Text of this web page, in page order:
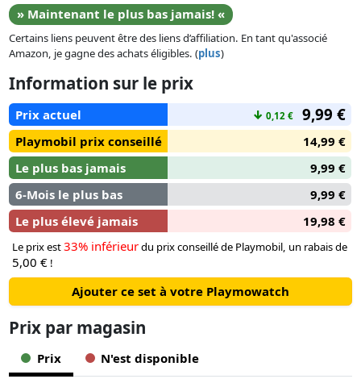
» Maintenant le plus bas jamais! «
Certains liens peuvent être des liens d’affiliation. En tant qu'associé
Amazon, je gagne des achats éligibles. (plus)
Information sur le prix
Prix actuel ↓ 0,12 € 9,99 €
Playmobil prix conseillé
14,99 €
Le plus bas jamais
9,99 €
6-Mois le plus bas
9,99 €
Le plus élevé jamais
19,98 €
Le prix est33% inférieurdu prix conseillé de Playmobil, un rabais de
5,00 € !
Ajouter ce set à votre Playmowatch
Prix ​​par magasin
Prix
N'est disponible